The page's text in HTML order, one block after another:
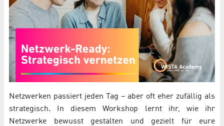
Netzwerken passiert jeden Tag – aber oft eher zufällig als
strategisch. In diesem Workshop lernt ihr, wie ihr
Netzwerke bewusst gestalten und gezielt für eure